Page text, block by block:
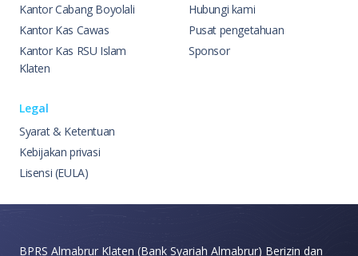
Kantor Cabang Boyolali
Kantor Kas Cawas
Kantor Kas RSU Islam
Klaten
Hubungi kami
Pusat pengetahuan
Sponsor
Legal
Syarat & Ketentuan
Kebijakan privasi
Lisensi (EULA)
BPRS Almabrur Klaten (Bank Syariah Almabrur) Berizin dan